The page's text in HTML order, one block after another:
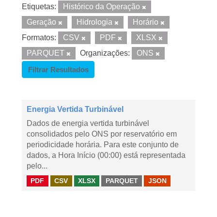
Etiquetas:
Histórico da Operação
Geração
Hidrologia
Horário
Formatos:
CSV PDF
XLSX
PARQUET
Organizações:
ONS
Filtrar Resultados
Energia Vertida Turbinável
Dados de energia vertida turbinável
consolidados pelo ONS por reservatório em
periodicidade horária. Para este conjunto de
dados, a Hora Início (00:00) está representada
pelo...
PDF CSV XLSX PARQUET JSON